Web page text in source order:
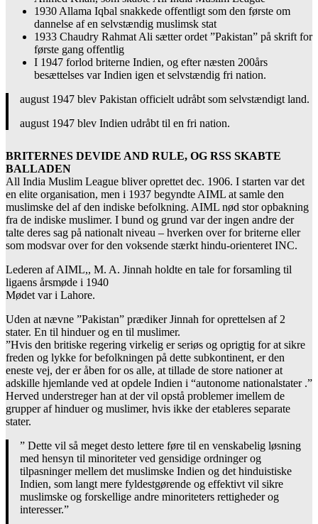
1930 Allama Iqbal snakkede offentligt som den første om
dannelse af en selvstændig muslimsk stat
1933 Chaudry Rahmat Ali sætter ordet ”Pakistan” på skrift for
første gang offentlig
I 1947 forlod briterne Indien, og efter næsten 200års
besættelses var Indien igen et selvstændig fri nation.
august 1947 blev Pakistan officielt udråbt som selvstændigt land.
august 1947 blev Indien udråbt til en fri nation.
BRITERNES DEVIDE AND RULE, OG RSS SKABTE
BALLADEN
All India Muslim League bliver oprettet dec. 1906. I starten var det
en elite organisation, men i 1937 begyndte AIML at samle den
muslimske del af den indiske befolkning. AIML nød stor opbakning
fra de indiske muslimer. I bund og grund var der ingen andre der
talte deres sag på nationalt niveau – hverken over for briterne eller
som modsvar over for den voksende stærkt hindu-orienteret INC.
Lederen af AIML,, M. A. Jinnah holdte en tale for forsamling til
ligaens årsmøde i 1940
Mødet var i Lahore.
Uden at nævne ”Pakistan” prædiker Jinnah for oprettelsen af 2
stater. En til hinduer og en til muslimer.
”Hvis den britiske regering virkelig er seriøs og oprigtig for at sikre
freden og lykke for befolkningen på dette subkontinent, er den
eneste vej, der er åben for os alle, at tillade de store nationer at
adskille hjemlande ved at opdele Indien i “autonome nationalstater .”
Herved understreger han at der vil opstå problemer imellem de
grupper af hinduer og muslimer, hvis ikke der etableres separate
stater.
” Dette vil så meget desto lettere føre til en venskabelig løsning
med hensyn til minoriteter ved gensidige ordninger og
tilpasninger mellem det muslimske Indien og det hinduistiske
Indien, som langt mere fyldestgørende og effektivt vil sikre
muslimske og forskellige andre minoriteters rettigheder og
interesser.”